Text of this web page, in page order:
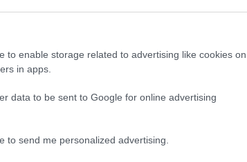
to enable storage related to advertising like cookies on
in apps.
data to be sent to Google for online advertising
to send me personalized advertising.